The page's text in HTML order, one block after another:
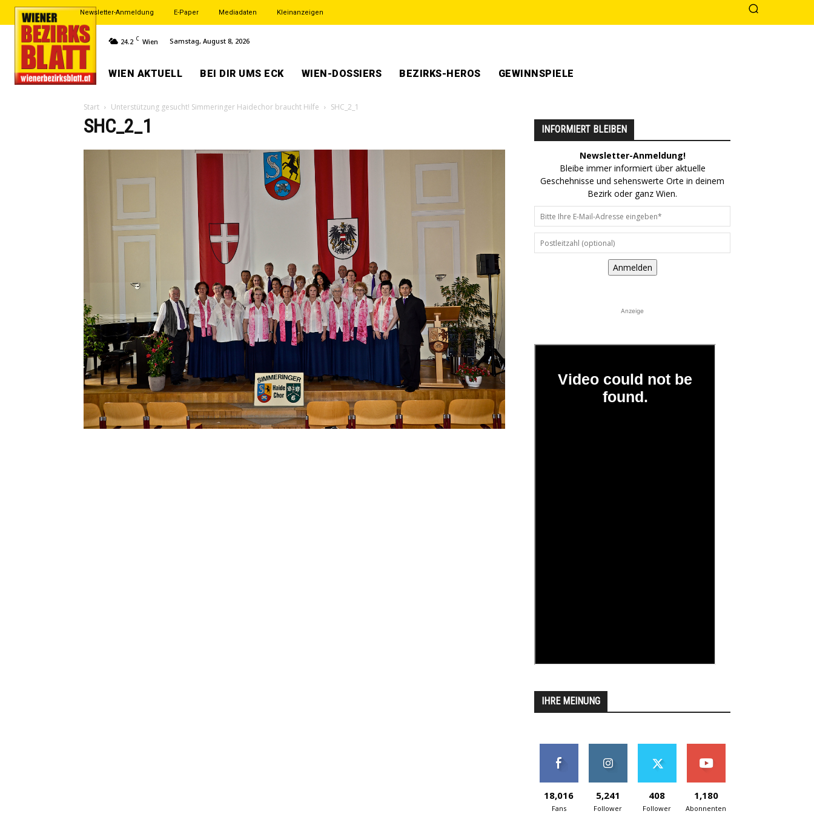
Newsletter-Anmeldung E-Paper Mediadaten Kleinanzeigen
24.2 C Wien Samstag, August 8, 2026
WIEN AKTUELL BEI DIR UMS ECK WIEN-DOSSIERS BEZIRKS-HEROS GEWINNSPIELE
Start Unterstützung gesucht! Simmeringer Haidechor braucht Hilfe SHC_2_1
SHC_2_1 INFORMIERT BLEIBEN
Newsletter-Anmeldung!
Bleibe immer informiert über aktuelle
Geschehnisse und sehenswerte Orte in deinem
Bezirk oder ganz Wien.
Anmelden
Anzeige
IHRE MEINUNG
18,016
Fans
5,241
Follower
408
Follower
1,180
Abonnenten